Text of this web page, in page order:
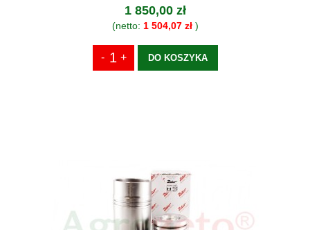
1 850,00 zł
(netto: 1 504,07 zł)
DO KOSZYKA